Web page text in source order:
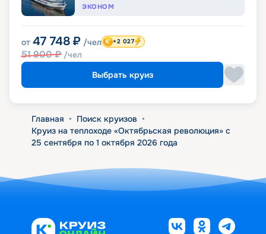
ЭКОНОМ
от 47 748 ₽ /чел
51 900₽ /чел
+2 027
Выбрать круиз
Главная • Поиск круизов •
Круиз на теплоходе «Октябрьская революция» с
25 сентября по 1 октября 2026 года